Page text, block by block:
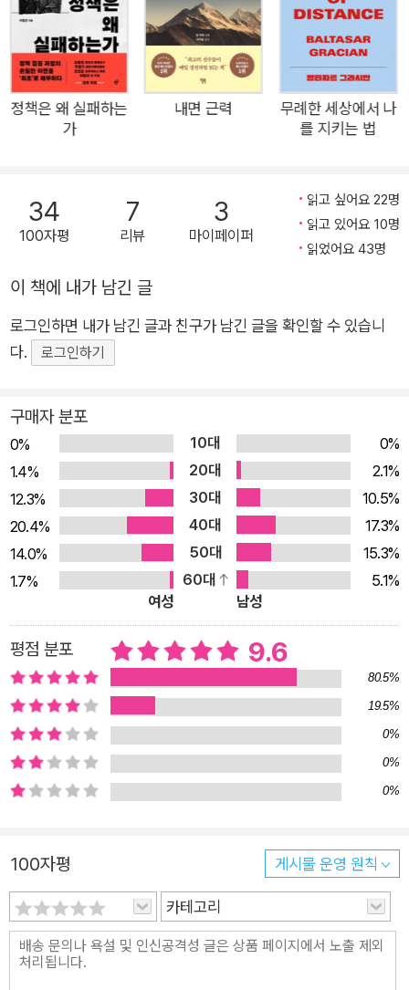
도보다 느림에 집중”하는 것이 무엇보다 중요한 일이었다고 말한
다. 왜 에티오피아의 달리기 선수들은 새벽 3시에 일어나 언덕을
오르내리며 달리는 걸까? 하이에나를 찾아 나서는 게 어떻게 달
리기 실력을 향상시키는 일이 되나? 독창적이고 때때로 ‘위험한’
달리기 방식을 취하는 것은 어떻게 달리기를 덜 지루하고, 더 모
보다 즐거움을 준다” _타임스 ★“영감을 주는 책! 속도감이 넘치
며 진지함과 유머 사이를 오간다” _가디언 ★“매혹적이고 가슴
책!” 트레일 러닝 ★“당신의 달리기를 영원히 바꿔놓을 책이다”
_러너스 월드 ★“놀라운 통찰, 담백하고 절제된 문체로 깊은 감
동을 안긴다” _아다레난드 핀, 저널리스트 ★“세계 최고의 선수
들을 키워낸 풍부하고 다층적인 문화를 심도 있게 탐구한다” _앨
독자가 러닝에 대한 한없는 사랑을 느끼기를 바란다” _하일레 게
브르셀라시에, 올림픽 육상 금메달리스트 과학과 직관 사이, 러닝
의 본질에 닿다― 당신의 달리기를 영원히 바꿔놓을 책! 에티오
피아 사람들에게 훈련 장소는 매우 중요하다. 숲, 긴 언덕, 울퉁불
퉁한 자갈길과 좁고 미끄러운 진흙길, 아스팔트 도로, 산소가 부
족한 고도…. 마이클 크롤리는 에티오피아 곳곳의 러닝 커뮤니티
선수와 지도자들을 만나 이야기를 나누고, 선수에게 훈련과 경기
비용을 지불하는 국가 및 기업의 후원 클럽 제도에 대해 보고한
다. 또 에티오피아 최고의 선수들이 수행하는 훈련 패턴―처음에
는 숲, 그다음에는 비포장도로, 그다음에는 아스팔트 달리기 등
―을 직접 경험하고, 팀원들과 함께 국제 크로스컨트리 대회와
이스탄불 하프 마라톤, 프랑크푸르트 마라톤에도 참가한다. 또한
1960년대 올림픽 마라톤 금메달리스트인 아베베 비킬라가 여전
히 에티오피아에 미치는 영향을 목도하고, 아베베보다도 빨랐던
동료 선수이자 지금도 영웅으로 추앙받는 92세의 와미 비라투를
에티오피아인들을 국제무대에서 그토록 성공하게 만든 문화의
비밀을 발견한다. 그리고 러닝에 대한 서구의 과학적 접근법과 에
티오피아의 직관적이고 창의적인 접근 방식의 차이를 조명하면
서, 기술과 과학에 과도하게 의존한 나머지 영혼을 고갈시키는 훈
련 방법론에 대한 대안적 관점을 제공한다. 놀라운 통찰과 담백하
정책은 왜 실패하는
가
내면 근력
무례한 세상에서 나
를 지키는 법
34
100자평
7
리뷰
3
마이페이퍼
읽고 싶어요 22명
읽고 있어요 10명
읽었어요 43명
이 책에 내가 남긴 글
로그인하면 내가 남긴 글과 친구가 남긴 글을 확인할 수 있습니
다.
로그인하기
구매자 분포
0% 10대
0%
1.4%
20대
2.1%
12.3%
30대
10.5%
20.4%
40대
17.3%
14.0%
50대
15.3%
1.7%
60대
5.1%
여성
남성
평점 분포 9.6
80.5%
19.5%
0%
0%
0%
100자평 게시물 운영 원칙
카테고리